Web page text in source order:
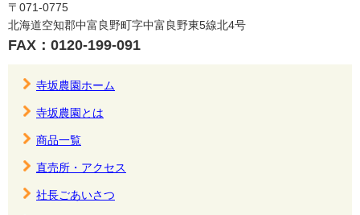
〒071-0775
北海道空知郡中富良野町字中富良野東5線北4号
FAX：0120-199-091
寺坂農園ホーム
寺坂農園とは
商品一覧
直売所・アクセス
社長ごあいさつ